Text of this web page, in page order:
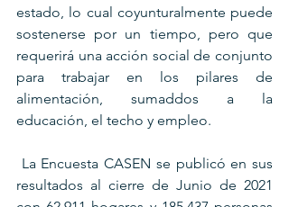
estado, lo cual coyunturalmente puede
sostenerse por un tiempo, pero que
requerirá una acción social de conjunto
para trabajar en los pilares de
alimentación, sumaddos a la
educación, el techo y empleo.
resultados al cierre de Junio de 2021